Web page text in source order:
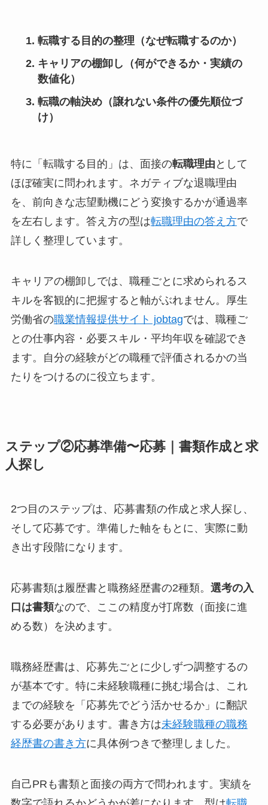
転職する目的の整理（なぜ転職するのか）
キャリアの棚卸し（何ができるか・実績の
数値化）
転職の軸決め（譲れない条件の優先順位づ
け）
特に「転職する目的」は、面接の転職理由 として
ほぼ確実に問われます。ネガティブな退職理由
を、前向きな志望動機にどう変換するかが通過率
を左右します。答え方の型は転職理由の答え方で
詳しく整理しています。
キャリアの棚卸しでは、職種ごとに求められるス
キルを客観的に把握すると軸がぶれません。厚生
労働省の職業情報提供サイト jobtagでは、職種ご
との仕事内容・必要スキル・平均年収を確認でき
ます。自分の経験がどの職種で評価されるかの当
たりをつけるのに役立ちます。
ステップ②応募準備〜応募｜書類作成と求
人探し
2つ目のステップは、応募書類の作成と求人探し、
そして応募です。準備した軸をもとに、実際に動
き出す段階になります。
応募書類は履歴書と職務経歴書の2種類。 選考の入
口は書類なので、ここの精度が打席数（面接に進
める数）を決めます。
職務経歴書は、応募先ごとに少しずつ調整するの
が基本です。特に未経験職種に挑む場合は、これ
までの経験を「応募先でどう活かせるか」に翻訳
する必要があります。書き方は未経験職種の職務
経歴書の書き方に具体例つきで整理しました。
自己PRも書類と面接の両方で問われます。実績を